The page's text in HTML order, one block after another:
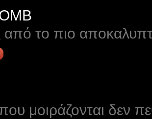
από το πιο
μοιράζονται δεν